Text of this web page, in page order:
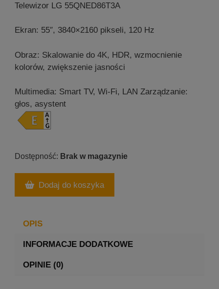
Telewizor LG 55QNED86T3A
Ekran: 55″, 3840×2160 pikseli, 120 Hz
Obraz: Skalowanie do 4K, HDR, wzmocnienie
kolorów, zwiększenie jasności
Multimedia: Smart TV, Wi-Fi, LAN Zarządzanie:
głos, asystent
Brak w magazynie
Dodaj do koszyka
OPIS
INFORMACJE DODATKOWE
OPINIE (0)